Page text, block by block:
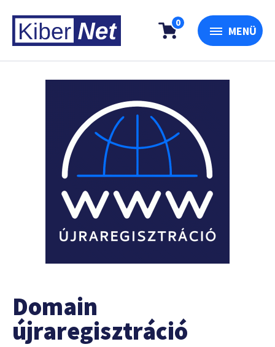
0
MENÜ
Domain
újraregisztráció